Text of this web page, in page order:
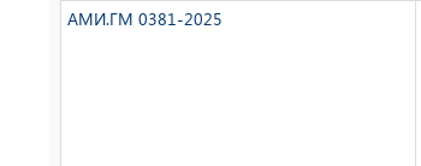
АМИ.ГМ 0381-2025